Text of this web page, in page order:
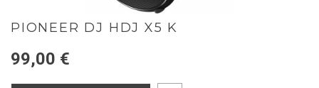
PIONEER DJ HDJ X5 K
99,00 €